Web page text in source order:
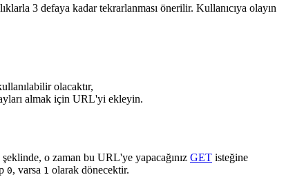
3 defaya kadar tekrarlanması önerilir. Kullanıcıya olayın
olacaktır,
almak için URL'yi ekleyin.
şeklinde, o zaman bu URL'ye yapacağınız GET isteğine
0, varsa 1 olarak dönecektir.